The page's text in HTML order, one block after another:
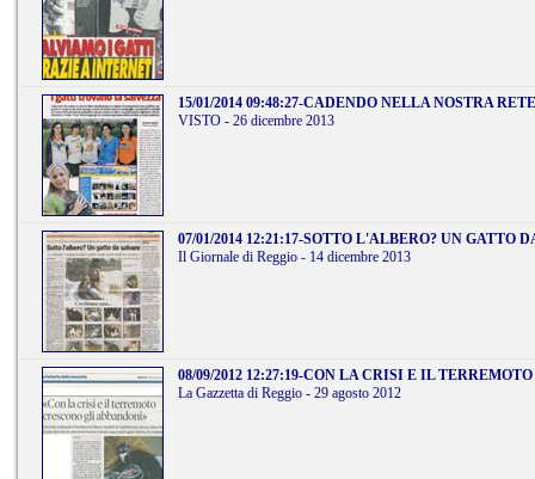
15/01/2014 09:48:27-CADENDO NELLA NOSTRA
VISTO - 26 dicembre 2013
07/01/2014 12:21:17-SOTTO L'ALBERO? UN GATTO
Il Giornale di Reggio - 14 dicembre 2013
08/09/2012 12:27:19-CON LA CRISI E IL
La Gazzetta di Reggio - 29 agosto 2012